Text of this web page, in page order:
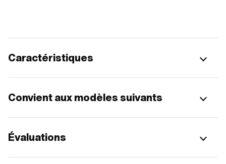
Caractéristiques
Convient aux modèles suivants
Évaluations